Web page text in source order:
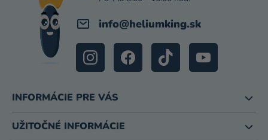
info@heliumking.sk
INFORMÁCIE PRE VÁS
UŽITOČNÉ INFORMÁCIE